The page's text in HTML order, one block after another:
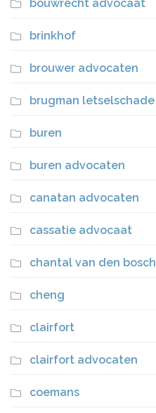
bouwrecht advocaat
brinkhof
brouwer advocaten
brugman letselschade
buren
buren advocaten
canatan advocaten
cassatie advocaat
chantal van den bosch
cheng
clairfort
clairfort advocaten
coemans